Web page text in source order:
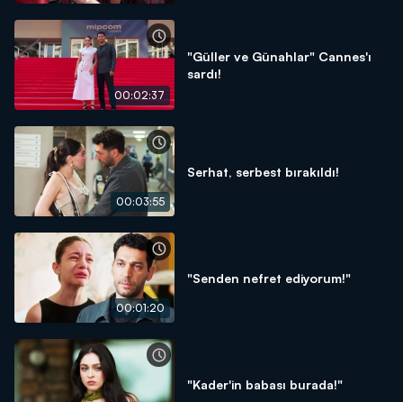
00:02:37
"Güller ve Günahlar" Cannes'ı
sardı!
00:03:55
Serhat, serbest bırakıldı!
00:01:20
"Senden nefret ediyorum!"
"Kader'in babası burada!"